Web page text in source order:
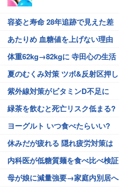
容姿と寿命 28年追跡で見えた差
あたりめ 血糖値を上げない理由
体重62kg→82kgに 寺田心の生活
夏のむくみ対策 ツボ&反射区押し
紫外線対策がビタミンD不足に
緑茶を飲むと死亡リスク低まる?
ヨーグルト いつ食べたらいい?
休みだが疲れる 隠れ疲労対策は
内科医が低糖質麺を食べ比べ検証
母が娘に減量強要→家庭内別居へ